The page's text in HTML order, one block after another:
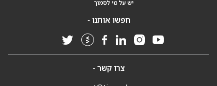
חפשו אותנו -
צרו קשר -